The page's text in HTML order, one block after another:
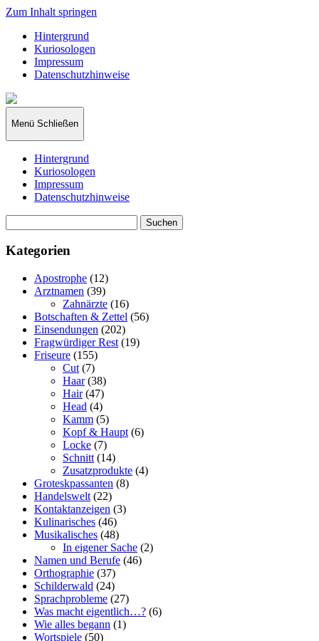
Zum Inhalt springen
Hintergrund
Kuriosologen
Impressum
Datenschutzhinweise
kuriosologie.de
Menü Schließen
Hintergrund
Kuriosologen
Impressum
Datenschutzhinweise
nach:
Kategorien
Apostrophe (12)
Arztnamen (39)
Zahnärzte (16)
Botschaften & Zettel (56)
Einsendungen (202)
Fragwürdiger Rest (19)
Friseure (155)
Cut (7)
Haar(38)
Hair(47)
Head (4)
Kamm (5)
Kopf & Haupt (6)
Locke (7)
Schnitt (14)
Zusatzprodukte (4)
Groteskpassanten (8)
Handelswelt (22)
Kontaktanzeigen (3)
Kulinarisches (46)
Musikalisches (48)
In eigener Sache (2)
Namen und Berufe (46)
Orthographie (37)
Schilderwald (24)
Sprachprobleme (27)
Was macht eigentlich…? (6)
Wie alles begann (1)
Wortspiele (50)